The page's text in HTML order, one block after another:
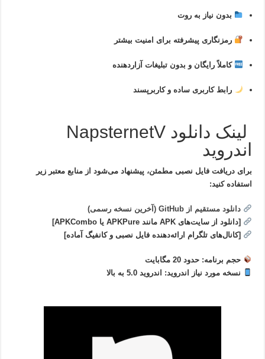
بدون نیاز به روت
رمزنگاری پیشرفته برای امنیت بیشتر
کاملاً رایگان و بدون تبلیغات آزاردهنده
رابط کاربری ساده و کاربرپسند
لینک دانلود NapsternetV
اندروید
برای دریافت فایل نصبی مطمئن، پیشنهاد می‌شود از منابع معتبر زیر
استفاده کنید:
دانلود مستقیم از GitHub (آخرین نسخه رسمی)
[دانلود از سایت‌های APK مانند APKPure یا APKCombo]
[کانال‌های تلگرام ارائه‌دهنده فایل نصبی و کانفیگ آماده]
حجم برنامه: حدود 20 مگابایت
نسخه مورد نیاز اندروید: اندروید 5.0 به بالا